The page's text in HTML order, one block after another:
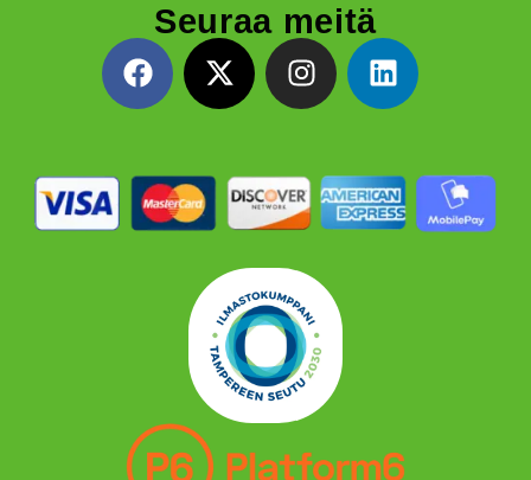
Seuraa meitä